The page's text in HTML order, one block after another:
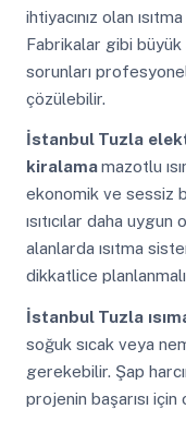
ihtiyacınız olan
Fabrikalar gibi büyük
sorunları
çözülebilir.
İstanbul Tuzla
kiralamamazotlu
ekonomik ve sessiz
ısıtıcılar daha
alanlarda ısıtma
dikkatlice
İstanbul Tuzla
soğuk sıcak veya
gerekebilir. Şap
projenin başarısı